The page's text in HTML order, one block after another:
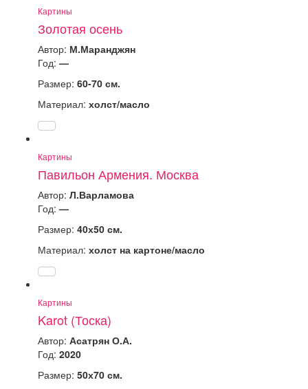
Картины
Золотая осень
Автор: М.Маранджян
Год: —
Размер: 60-70 см.
Материал: холст/масло
Картины
Павильон Армения. Москва
Автор: Л.Варламова
Год: —
Размер: 40х50 см.
Материал: холст на картоне/масло
Картины
Karot (Тоска)
Автор: Асатрян О.А.
Год: 2020
Размер: 50х70 см.